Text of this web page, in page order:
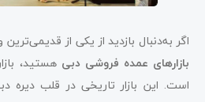
اگر به‌دنبال بازدید از یکی از
بازارهای عمده فروشی دبی هستید،
است. این بازار تاریخی در قلب دیره